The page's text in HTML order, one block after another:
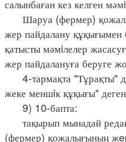
салынбаған кез келген
Шаруа (фермер)
жер пайдалану құқығымен
қатысты мәмiлелер
жер пайдалануға беруге
4-тармақта "Тұрақты"
жеке меншiк құқығы"
9) 10-бапта:
тақырып мынадай
(фермер) қожалығының